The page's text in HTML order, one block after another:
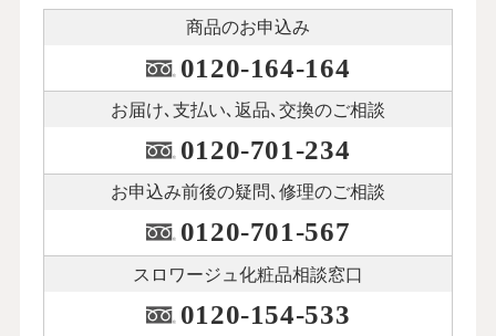
商品のお申込み
0120-164-164
お届け､支払い､ 返品､交換のご相談
0120-701-234
お申込み前後の疑問､修理のご相談
0120-701-567
スロワージュ化粧品相談窓口
0120-154-533